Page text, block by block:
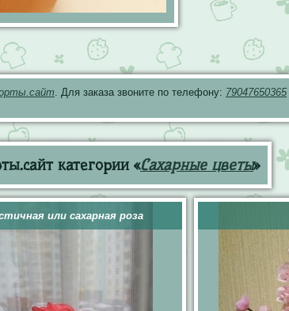
. Для заказа звоните по телефону: 79047650365
категории «Сахарные цветы»
или сахарная роза